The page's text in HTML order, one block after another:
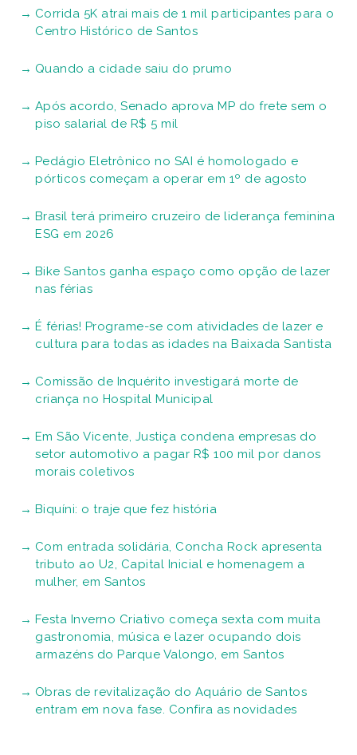
Corrida 5K atrai mais de 1 mil participantes para o
Centro Histórico de Santos
Quando a cidade saiu do prumo
Após acordo, Senado aprova MP do frete sem o
piso salarial de R$ 5 mil
Pedágio Eletrônico no SAI é homologado e
pórticos começam a operar em 1º de agosto
Brasil terá primeiro cruzeiro de liderança feminina
ESG em 2026
Bike Santos ganha espaço como opção de lazer
nas férias
É férias! Programe-se com atividades de lazer e
cultura para todas as idades na Baixada Santista
Comissão de Inquérito investigará morte de
criança no Hospital Municipal
Em São Vicente, Justiça condena empresas do
setor automotivo a pagar R$ 100 mil por danos
morais coletivos
Biquíni: o traje que fez história
Com entrada solidária, Concha Rock apresenta
tributo ao U2, Capital Inicial e homenagem a
mulher, em Santos
Festa Inverno Criativo começa sexta com muita
gastronomia, música e lazer ocupando dois
armazéns do Parque Valongo, em Santos
Obras de revitalização do Aquário de Santos
entram em nova fase. Confira as novidades